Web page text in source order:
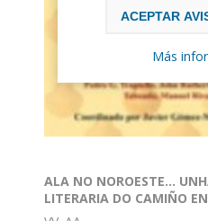
ALA NO NOROESTE…
LITERARIA DO CAMIÑO
ACEPTAR
Más